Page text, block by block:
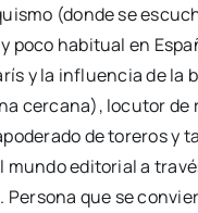
(donde se
poco habitual en
y la influencia de la
cercana), locutor de
de toreros y
mundo editorial a
Persona que se